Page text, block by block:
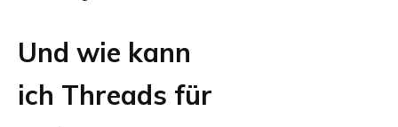
Und wie kann
ich Threads für